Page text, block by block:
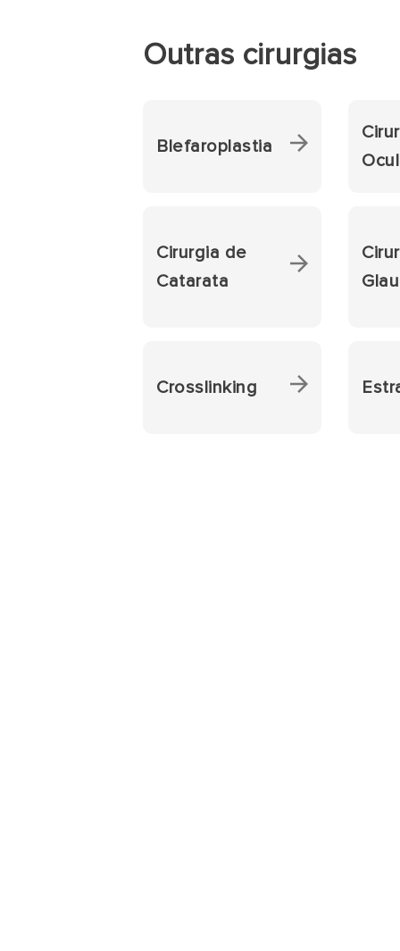
Outras cirurgias
Blefaroplastia
Cirurgia de
Catarata
Crosslinking